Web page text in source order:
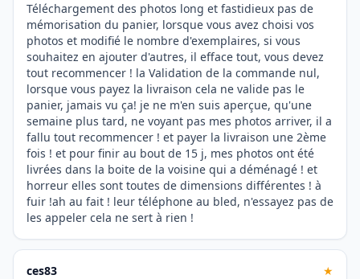
Téléchargement des photos long et fastidieux pas de
mémorisation du panier, lorsque vous avez choisi vos
photos et modifié le nombre d'exemplaires, si vous
souhaitez en ajouter d'autres, il efface tout, vous devez
tout recommencer ! la Validation de la commande nul,
lorsque vous payez la livraison cela ne valide pas le
panier, jamais vu ça! je ne m'en suis aperçue, qu'une
semaine plus tard, ne voyant pas mes photos arriver, il a
fallu tout recommencer ! et payer la livraison une 2ème
fois ! et pour finir au bout de 15 j, mes photos ont été
livrées dans la boite de la voisine qui a déménagé ! et
horreur elles sont toutes de dimensions différentes ! à
fuir !ah au fait ! leur téléphone au bled, n'essayez pas de
les appeler cela ne sert à rien !
ces83 ★